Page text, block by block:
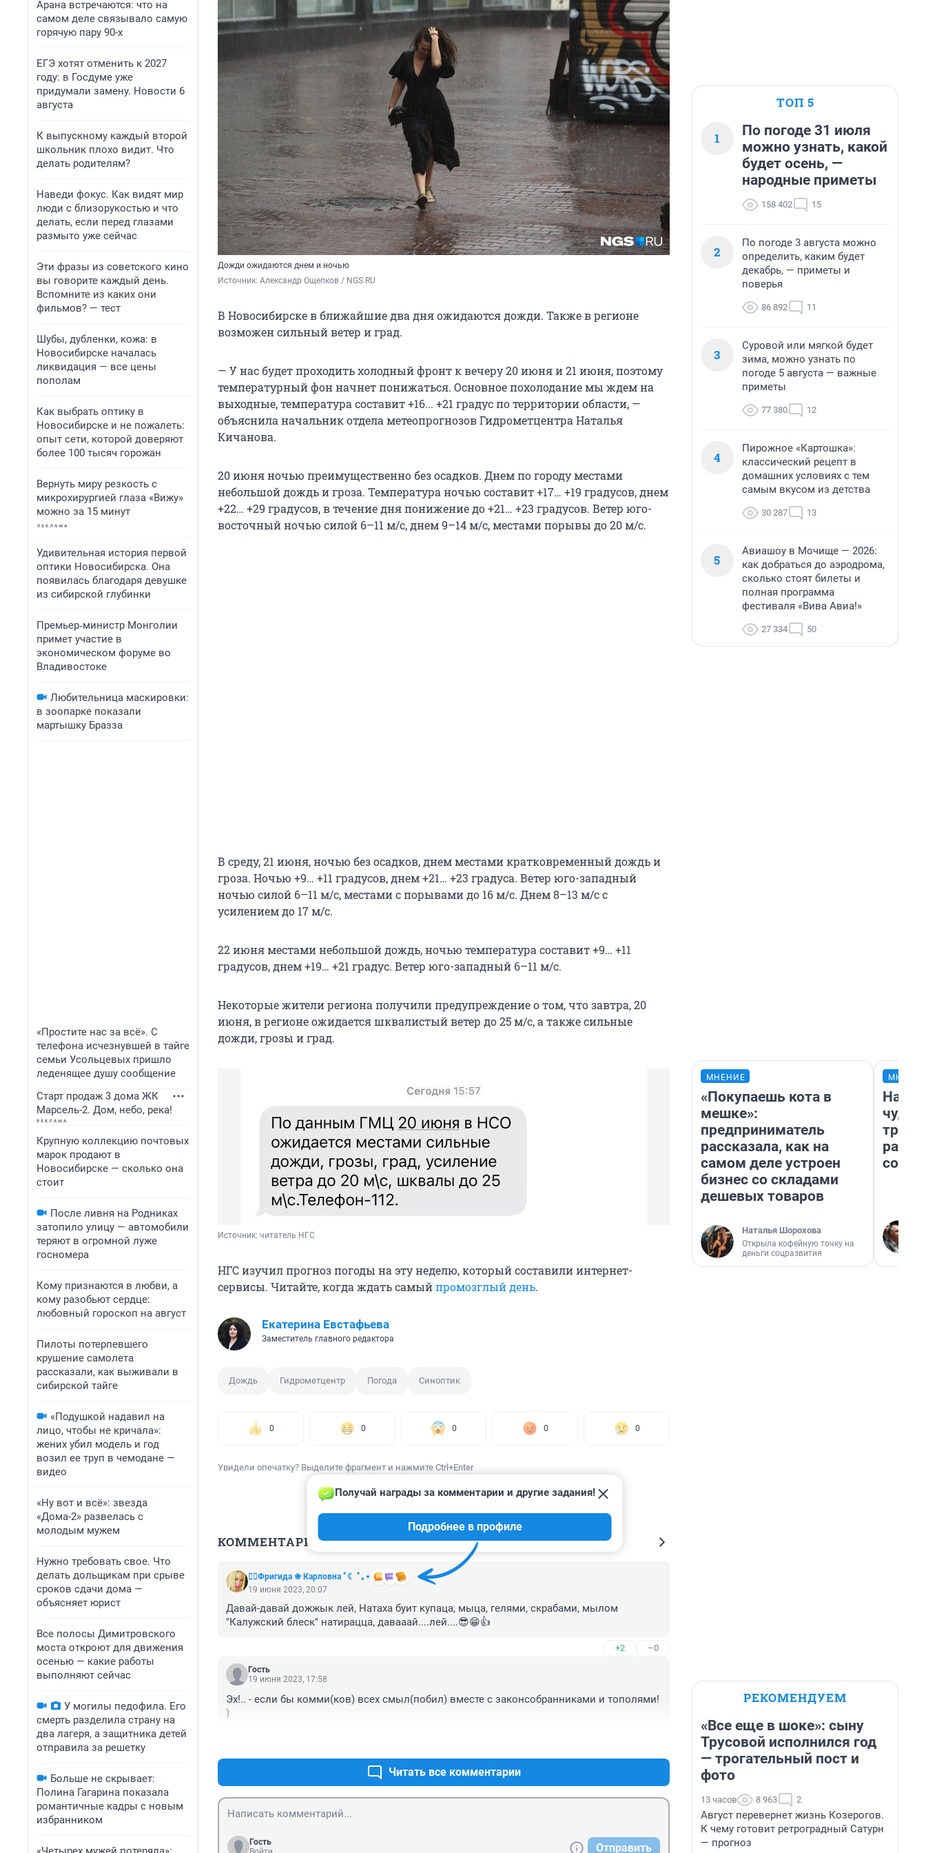
Арана встречаются: что на
самом деле связывало самую
горячую пару 90-х
ЕГЭ хотят отменить к 2027
году: в Госдуме уже
придумали замену. Новости 6
августа
К выпускному каждый второй
школьник плохо видит. Что
делать родителям?
Наведи фокус. Как видят мир
люди с близорукостью и что
делать, если перед глазами
размыто уже сейчас
Эти фразы из советского кино
вы говорите каждый день.
Вспомните из каких они
фильмов? — тест
Шубы, дубленки, кожа: в
Новосибирске началась
ликвидация — все цены
пополам
Как выбрать оптику в
Новосибирске и не пожалеть:
опыт сети, которой доверяют
более 100 тысяч горожан
Вернуть миру резкость с
микрохирургией глаза «Вижу»
можно за 15 минут
Удивительная история первой
оптики Новосибирска. Она
появилась благодаря девушке
из сибирской глубинки
Премьер‑министр Монголии
примет участие в
экономическом форуме во
Владивостоке
Любительница маскировки:
в зоопарке показали
мартышку Бразза
«Простите нас за всё». С
телефона исчезнувшей в тайге
семьи Усольцевых пришло
леденящее душу сообщение
Старт продаж 3 дома ЖК
Марсель-2. Дом, небо, река!
Крупную коллекцию почтовых
марок продают в
Новосибирске — сколько она
стоит
После ливня на Родниках
затопило улицу — автомобили
теряют в огромной луже
госномера
Кому признаются в любви, а
кому разобьют сердце:
любовный гороскоп на август
Пилоты потерпевшего
крушение самолета
рассказали, как выживали в
сибирской тайге
«Подушкой надавил на
лицо, чтобы не кричала»:
жених убил модель и год
возил ее труп в чемодане —
видео
«Ну вот и всё»: звезда
«Дома-2» развелась с
молодым мужем
Нужно требовать свое. Что
делать дольщикам при срыве
сроков сдачи дома —
объясняет юрист
Все полосы Димитровского
моста откроют для движения
осенью — какие работы
выполняют сейчас
У могилы педофила. Его
смерть разделила страну на
два лагеря, а защитника детей
отправила за решетку
Больше не скрывает:
Полина Гагарина показала
романтичные кадры с новым
избранником
Дожди ожидаются днем и ночью
Источник: Александр Ощепков / NGS.RU
В Новосибирске в ближайшие два дня ожидаются дожди. Также в регионе
возможен сильный ветер и град.
— У нас будет проходить холодный фронт к вечеру 20 июня и 21 июня, поэтому
температурный фон начнет понижаться. Основное похолодание мы ждем на
выходные, температура составит +16... +21 градус по территории области, —
объяснила начальник отдела метеопрогнозов Гидрометцентра Наталья
Кичанова.
20 июня ночью преимущественно без осадков. Днем по городу местами
небольшой дождь и гроза. Температура ночью составит +17… +19 градусов, днем
+22… +29 градусов, в течение дня понижение до +21… +23 градусов. Ветер юго-
восточный ночью силой 6–11 м/с, днем 9–14 м/с, местами порывы до 20 м/с.
В среду, 21 июня, ночью без осадков, днем местами кратковременный дождь и
гроза. Ночью +9… +11 градусов, днем +21… +23 градуса. Ветер юго-западный
ночью силой 6–11 м/с, местами с порывами до 16 м/с. Днем 8–13 м/с с
усилением до 17 м/с.
22 июня местами небольшой дождь, ночью температура составит +9… +11
градусов, днем +19… +21 градус. Ветер юго-западный 6–11 м/с.
Некоторые жители региона получили предупреждение о том, что завтра, 20
июня, в регионе ожидается шквалистый ветер до 25 м/с, а также сильные
дожди, грозы и град.
Источник: читатель НГС
НГС изучил прогноз погоды на эту неделю, который составили интернет-
сервисы. Читайте, когда ждать самыйпромозглый день.
Екатерина Евстафьева
Заместитель главного редактора
Дождь Гидрометцентр Погода Синоптик
0 0 0 0 0
Увидели опечатку? Выделите фрагмент и нажмите Ctrl+Enter
КОММЕНТАРИИ 46
❤️‍🔥Фригида ❀ Карловна ﾟ☾ ﾟ｡⋆
Получай награды за комментарии и другие задания!
Подробнее в профиле
19 июня 2023, 20:07
Давай-давай дожжык лей, Натаха буит купаца, мыца, гелями, скрабами, мылом
"Калужский блеск" натирацца, давааай....лей....😎😁👍
+2 –0
Гость
19 июня 2023, 17:58
Эх!.. - если бы комми(ков) всех смыл(побил) вместе с законсобранниками и тополями!
)
Читать все комментарии
Гость
Отправить
ТОП 5
1
По погоде 31 июля
можно узнать, какой
будет осень, —
народные приметы
158 402 15
2
По погоде 3 августа можно
определить, каким будет
декабрь, — приметы и
поверья
86 892 11
3
Суровой или мягкой будет
зима, можно узнать по
погоде 5 августа — важные
приметы
77 380 12
4
Пирожное «Картошка»:
классический рецепт в
домашних условиях с тем
самым вкусом из детства
30 287 13
5
Авиашоу в Мочище — 2026:
как добраться до аэродрома,
сколько стоят билеты и
полная программа
фестиваля «Вива Авиа!»
27 334 50
МНЕНИЕ
«Покупаешь кота в
мешке»:
предприниматель
рассказала, как на
самом деле устроен
бизнес со складами
дешевых товаров
Наталья Шорохова
Открыла кофейную точку на
деньги соцразвития
РЕКОМЕНДУЕМ
«Все еще в шоке»: сыну
Трусовой исполнился год
— трогательный пост и
фото
13 часов 8 963 2
Август перевернет жизнь Козерогов.
К чему готовит ретроградный Сатурн
— прогноз